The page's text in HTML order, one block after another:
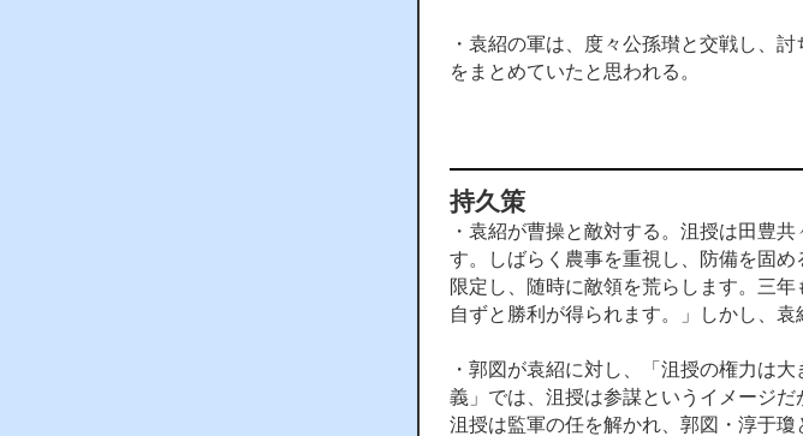
・袁紹の軍は、度々公孫瓉と交戦し、
をまとめていたと思われる。
持久策
・袁紹が曹操と敵対する。沮授は田豊共
す。しばらく農事を重視し、防備を固
限定し、随時に敵領を荒らします。三
自ずと勝利が得られます。」しかし、袁
・郭図が袁紹に対し、「沮授の権力は
義」では、沮授は参謀というイメージだ
沮授は監軍の任を解かれ、郭図・淳于瓊